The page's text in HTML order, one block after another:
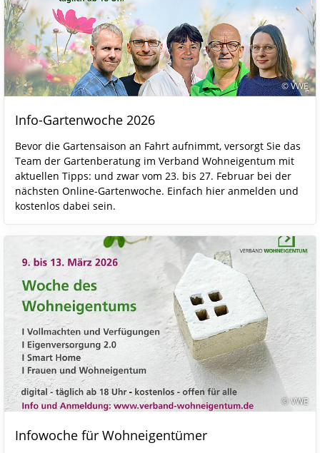
© VWE
Info-Gartenwoche 2026
Bevor die Gartensaison an Fahrt aufnimmt, versorgt Sie das
Team der Gartenberatung im Verband Wohneigentum mit
aktuellen Tipps: und zwar vom 23. bis 27. Februar bei der
nächsten Online-Gartenwoche. Einfach hier anmelden und
kostenlos dabei sein.
© VWE
Infowoche für Wohneigentümer